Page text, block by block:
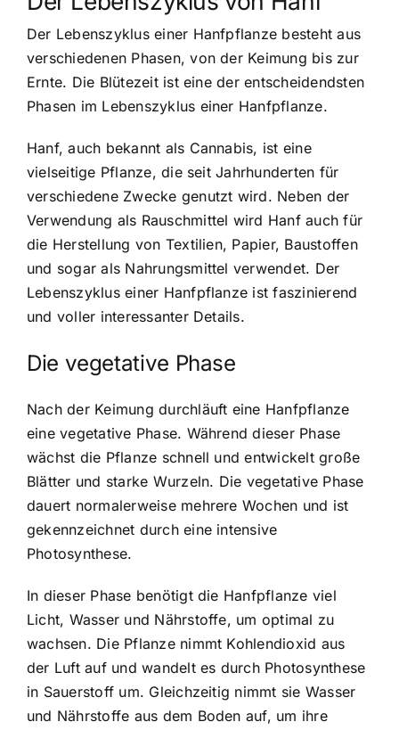
Der Lebenszyklus einer Hanfpflanze besteht aus
verschiedenen Phasen, von der Keimung bis zur
Ernte. Die Blütezeit ist eine der entscheidendsten
Phasen im Lebenszyklus einer Hanfpflanze.
Hanf, auch bekannt als Cannabis, ist eine
vielseitige Pflanze, die seit Jahrhunderten für
verschiedene Zwecke genutzt wird. Neben der
Verwendung als Rauschmittel wird Hanf auch für
die Herstellung von Textilien, Papier, Baustoffen
und sogar als Nahrungsmittel verwendet. Der
Lebenszyklus einer Hanfpflanze ist faszinierend
und voller interessanter Details.
Die vegetative Phase
Nach der Keimung durchläuft eine Hanfpflanze
eine vegetative Phase. Während dieser Phase
wächst die Pflanze schnell und entwickelt große
Blätter und starke Wurzeln. Die vegetative Phase
dauert normalerweise mehrere Wochen und ist
gekennzeichnet durch eine intensive
Photosynthese.
In dieser Phase benötigt die Hanfpflanze viel
Licht, Wasser und Nährstoffe, um optimal zu
wachsen. Die Pflanze nimmt Kohlendioxid aus
der Luft auf und wandelt es durch Photosynthese
in Sauerstoff um. Gleichzeitig nimmt sie Wasser
und Nährstoffe aus dem Boden auf, um ihre